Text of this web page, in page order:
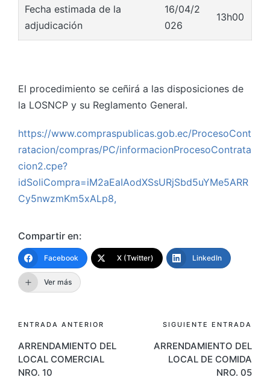
Fecha estimada de la
adjudicación
16/04/2
026
13h00
El procedimiento se ceñirá a las disposiciones de
la LOSNCP y su Reglamento General.
https://www.compraspublicas.gob.ec/ProcesoCont
ratacion/compras/PC/informacionProcesoContrata
cion2.cpe?
idSoliCompra=iM2aEaIAodXSsURjSbd5uYMe5ARR
Cy5nwzmKm5xALp8,
Compartir en:
Facebook X (Twitter) LinkedIn
Ver más
Navegación
de
entradas
ENTRADA ANTERIOR
ARRENDAMIENTO DEL
LOCAL COMERCIAL
NRO. 10
SIGUIENTE ENTRADA
ARRENDAMIENTO DEL
LOCAL DE COMIDA
NRO. 05